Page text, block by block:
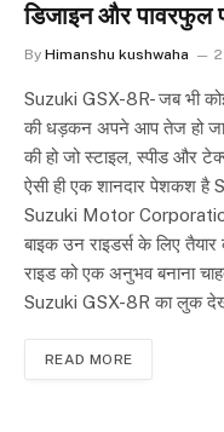
डिजाइन और पावरफुल
By Himanshu kushwaha
Suzuki GSX-8R- जब भी कोई
की धड़कन अपने आप तेज हो
की हो जो स्टाइल, स्पीड और
ऐसी ही एक शानदार पेशकश है
Suzuki Motor Corporation
बाइक उन राइडर्स के लिए
राइड को एक अनुभव बनाना
Suzuki GSX-8R का लुक
READ MORE